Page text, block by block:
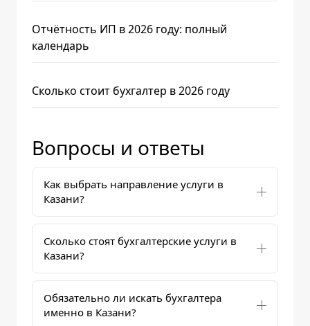
Отчётность ИП в 2026 году: полный
календарь
Сколько стоит бухгалтер в 2026 году
Вопросы и ответы
Как выбрать направление услуги в
Казани?
Сколько стоят бухгалтерские услуги в
Казани?
Обязательно ли искать бухгалтера
именно в Казани?